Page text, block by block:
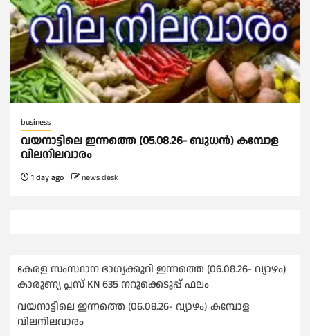
business
വയനാട്ടിലെ ഇന്നത്തെ (05.08.26- ബുധൻ) കമ്പോള
വിലനിലവാരം
1 day ago news desk
കേരള സംസ്ഥാന ഭാഗ്യക്കുറി ഇന്നത്തെ (06.08.26- വ്യാഴം)
കാരുണ്യ പ്ലസ് KN 635 നറുക്കെടുപ്പ് ഫലം
വയനാട്ടിലെ ഇന്നത്തെ (06.08.26- വ്യാഴം) കമ്പോള
വിലനിലവാരം